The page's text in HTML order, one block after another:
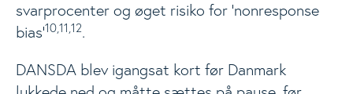
svarprocenter og øget risiko for ’nonresponse
bias’10,11,12.
DANSDA blev igangsat kort før Danmark